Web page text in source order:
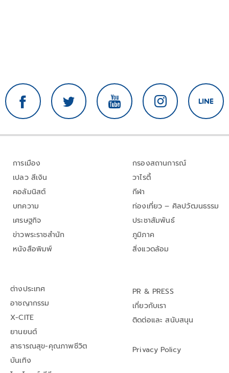
การเมือง
เปลว สีเงิน
คอลัมนิสต์
บทความ
เศรษฐกิจ
ข่าวพระราชสำนัก
หนังสือพิมพ์
กรองสถานการณ์
วาไรตี้
กีฬา
ท่องเที่ยว – ศิลปวัฒนธรรม
ประชาสัมพันธ์
ภูมิภาค
สิ่งแวดล้อม
ต่างประเทศ
อาชญากรรม
X-CITE
ยานยนต์
สาธารณสุข-คุณภาพชีวิต
บันเทิง
PR & PRESS
เกี่ยวกับเรา
ติดต่อและ สนับสนุน
Privacy Policy